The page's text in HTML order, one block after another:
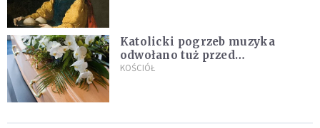
Katolicki pogrzeb muzyka
odwołano tuż przed
uroczystością. Powodem była
KOŚCIÓŁ